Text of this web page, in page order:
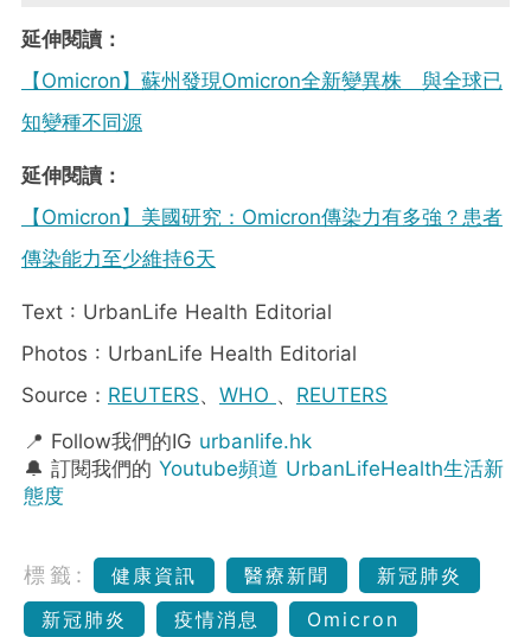
延伸閱讀：
【Omicron】蘇州發現Omicron全新變異株 與全球已
知變種不同源
延伸閱讀：
【Omicron】美國研究：Omicron傳染力有多強？患者
傳染能力至少維持6天
Text : UrbanLife Health Editorial
Photos : UrbanLife Health Editorial
Source： REUTERS、 WHO 、 REUTERS
📍 Follow我們的IG urbanlife.hk
🔔 訂閱我們的 Youtube頻道 UrbanLifeHealth生活新
態度
標籤: 健康資訊 醫療新聞
新冠肺炎
新冠肺炎
疫情消息 Omicron